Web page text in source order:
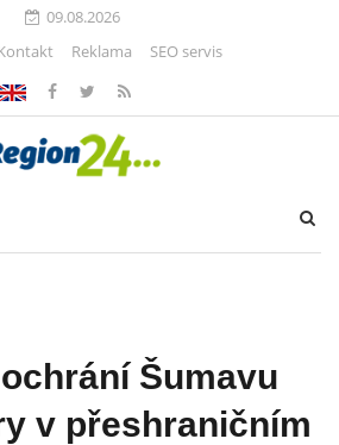
09.08.2026
Reklama SEO servis
Šumavu
v přeshraničním